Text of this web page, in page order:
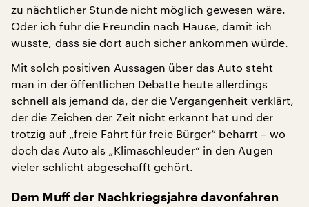
zu nächtlicher Stunde nicht möglich gewesen wäre.
Oder ich fuhr die Freundin nach Hause, damit ich
wusste, dass sie dort auch sicher ankommen würde.
Mit solch positiven Aussagen über das Auto steht
man in der öffentlichen Debatte heute allerdings
schnell als jemand da, der die Vergangenheit verklärt,
der die Zeichen der Zeit nicht erkannt hat und der
trotzig auf „freie Fahrt für freie Bürger“ beharrt – wo
doch das Auto als „Klimaschleuder“ in den Augen
vieler schlicht abgeschafft gehört.
Dem Muff der Nachkriegsjahre davonfahren